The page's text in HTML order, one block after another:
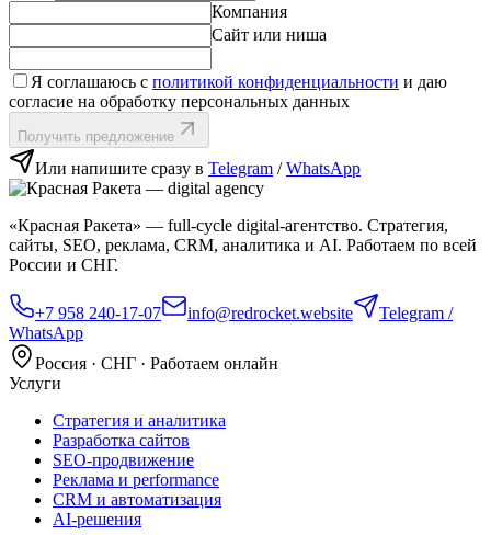
Компания
Сайт или ниша
Я соглашаюсь с политикой конфиденциальности и даю
согласие на обработку персональных данных
Получить предложение
Или напишите сразу в Telegram /WhatsApp
«Красная Ракета» — full‑cycle digital‑агентство. Стратегия,
сайты, SEO, реклама, CRM, аналитика и AI. Работаем по всей
России и СНГ.
+7 958 240‑17‑07 info@redrocket.website
Telegram /
WhatsApp
Россия · СНГ · Работаем онлайн
Услуги
Стратегия и аналитика
Разработка сайтов
SEO‑продвижение
Реклама и performance
CRM и автоматизация
AI‑решения